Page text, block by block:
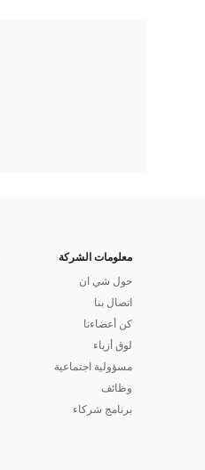
معلومات الشركة
حول شي ان
اتصال بنا
كن أعضاءنا
لوق أزياء
مسؤولية اجتماعية
وظائف
برنامج شركاء